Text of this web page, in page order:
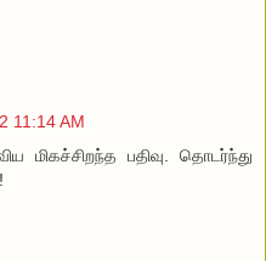
11:14 AM
மிகச்சிறந்த பதிவு. தொடர்ந்து